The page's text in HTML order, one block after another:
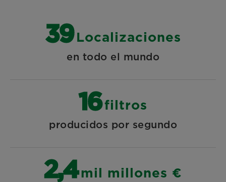
45 Localizaciones
en todo el mundo
18filtros
producidos por segundo
2,7 mil millones €